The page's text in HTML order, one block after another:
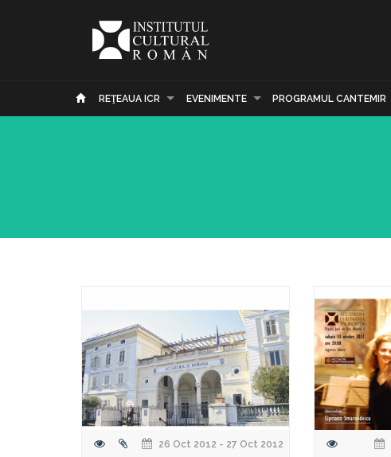
REŢEAUA ICR EVENIMENTE PROGRAMUL CANTEMIR
26 Oct 2012 - 27 Oct 2012